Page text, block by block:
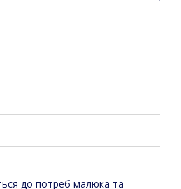
до потреб малюка та